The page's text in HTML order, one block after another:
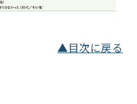
▲目次に戻る